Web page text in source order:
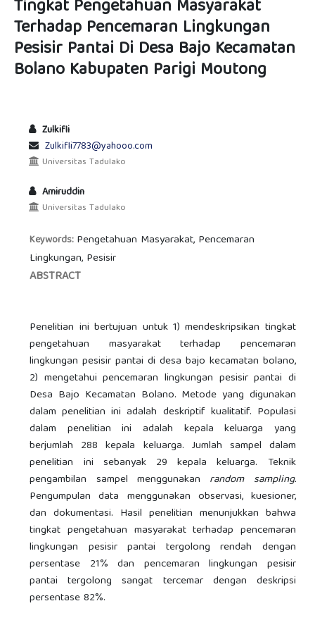
Tingkat Pengetahuan Masyarakat
Terhadap Pencemaran Lingkungan
Pesisir Pantai Di Desa Bajo Kecamatan
Bolano Kabupaten Parigi Moutong
Zulkifli
Zulkifli7783@yahooo.com
Universitas Tadulako
Amiruddin
Universitas Tadulako
Keywords: Pengetahuan Masyarakat, Pencemaran
Lingkungan, Pesisir
ABSTRACT
Penelitian ini bertujuan untuk 1) mendeskripsikan tingkat
pengetahuan masyarakat terhadap pencemaran
lingkungan pesisir pantai di desa bajo kecamatan bolano,
2) mengetahui pencemaran lingkungan pesisir pantai di
Desa Bajo Kecamatan Bolano. Metode yang digunakan
dalam penelitian ini adalah deskriptif kualitatif. Populasi
dalam penelitian ini adalah kepala keluarga yang
berjumlah 288 kepala keluarga. Jumlah sampel dalam
penelitian ini sebanyak 29 kepala keluarga. Teknik
pengambilan sampel menggunakan random sampling.
Pengumpulan data menggunakan observasi, kuesioner,
dan dokumentasi. Hasil penelitian menunjukkan bahwa
tingkat pengetahuan masyarakat terhadap pencemaran
lingkungan pesisir pantai tergolong rendah dengan
persentase 21% dan pencemaran lingkungan pesisir
pantai tergolong sangat tercemar dengan deskripsi
persentase 82%.